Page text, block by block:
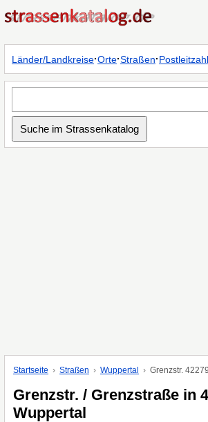
Länder/Landkreise·Orte·Straßen·
Startseite Straßen Wuppertal Grenzstr. 42279
Grenzstr. / Grenzstraße in
Wuppertal